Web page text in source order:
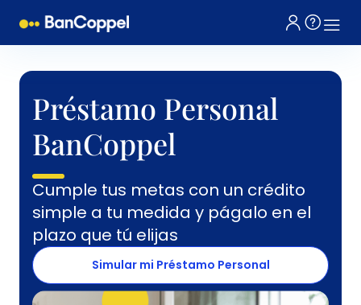
Préstamo Personal
BanCoppel
Cumple tus metas con un crédito
simple a tu medida y págalo en el
plazo que tú elijas
Simular mi Préstamo Personal